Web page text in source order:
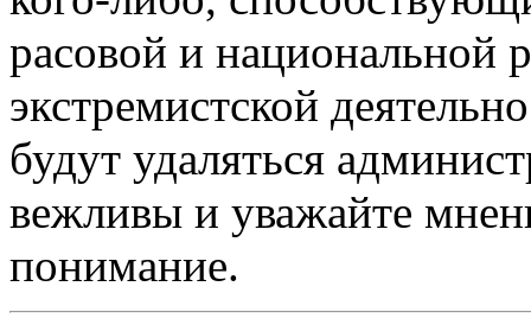
расовой и национальной
экстремистской
будут удаляться
вежливы и уважайте
понимание.